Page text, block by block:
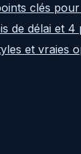
clés
de délai et
et vraies